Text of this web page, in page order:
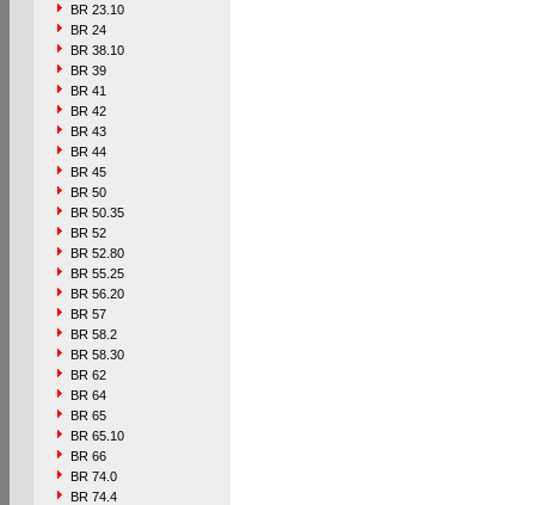
BR 23.10
BR 24
BR 38.10
BR 39
BR 41
BR 42
BR 43
BR 44
BR 45
BR 50
BR 50.35
BR 52
BR 52.80
BR 55.25
BR 56.20
BR 57
BR 58.2
BR 58.30
BR 62
BR 64
BR 65
BR 65.10
BR 66
BR 74.0
BR 74.4